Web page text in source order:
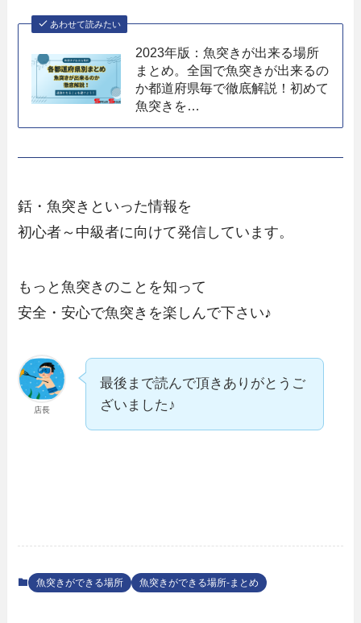
あわせて読みたい
2023年版：魚突きが出来る場所
まとめ。全国で魚突きが出来るの
か都道府県毎で徹底解説！初めて
魚突きを…
銛・魚突きといった情報を
初心者～中級者に向けて発信しています。
もっと魚突きのことを知って
安全・安心で魚突きを楽しんで下さい♪
店長
最後まで読んで頂きありがとうご
ざいました♪
魚突きができる場所 魚突きができる場所-まとめ